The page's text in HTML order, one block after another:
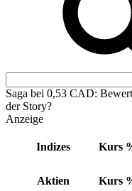
Saga bei 0,53 CAD:
der Story?
Anzeige
Indizes Kurs
Aktien Kurs